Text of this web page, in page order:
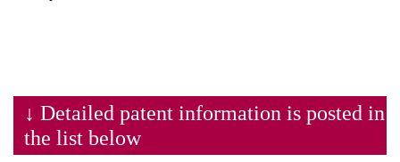
↓ Detailed patent information is posted in
the list below